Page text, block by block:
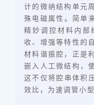
计的微纳结构单元
殊电磁属性。简单
精妙调控材料内部
收、增强等特性的
材料谐振腔，正是
嵌入人工微结构，
这不仅将腔串体积
效比，为速调管小